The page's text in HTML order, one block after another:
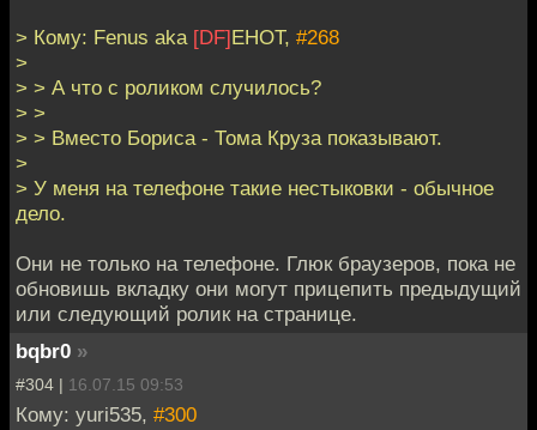
> Кому: Fenus aka [DF]EHOT, #268
>
> > А что с роликом случилось?
> >
> > Вместо Бориса - Тома Круза показывают.
>
> У меня на телефоне такие нестыковки - обычное
дело.
Они не только на телефоне. Глюк браузеров, пока не
обновишь вкладку они могут прицепить предыдущий
или следующий ролик на странице.
bqbr0 »
#304 | 16.07.15 09:53
Кому: yuri535, #300